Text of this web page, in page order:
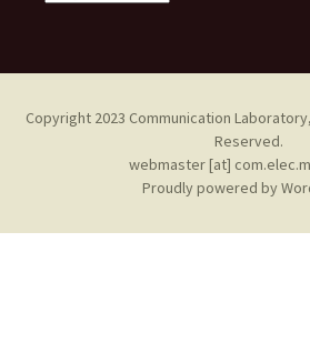
Copyright 2023 Communication
Reserved.
webmaster [at]
Proudly powered by